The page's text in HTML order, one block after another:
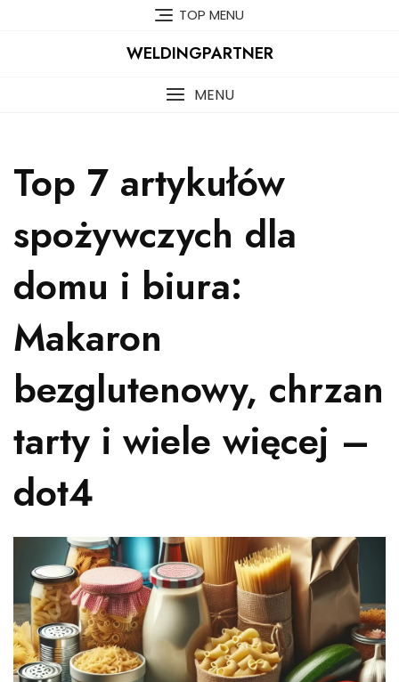
TOP MENU
WELDINGPARTNER
MENU
Top 7 artykułów
spożywczych dla
domu i biura:
Makaron
bezglutenowy, chrzan
tarty i wiele więcej –
dot4